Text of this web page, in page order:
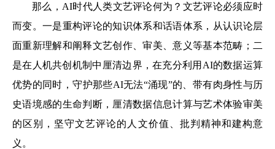
那么，AI时代人类文艺评论何为？文艺评论必须应时
而变。一是重构评论的知识体系和话语体系，从认识论层
面重新理解和阐释文艺创作、审美、意义等基本范畴；二
是在人机共创机制中厘清边界，在充分利用AI的数据运算
优势的同时，守护那些AI无法“涌现”的、带有肉身性与历
史语境感的生命判断，厘清数据信息计算与艺术体验审美
的区别，坚守文艺评论的人文价值、批判精神和建构意
义。